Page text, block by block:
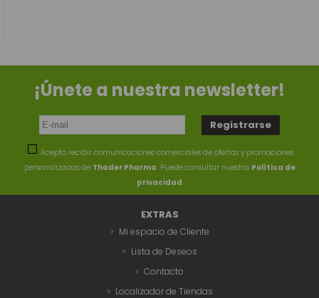
¡Únete a nuestra newsletter!
Acepto recibir comunicaciones comerciales de ofertas y promociones
personalizadas de Thader Pharma. Puede consultar nuestra Política de
privacidad
EXTRAS
Mi espacio de Cliente
Lista de Deseos
Contacto
Localizador de Tiendas